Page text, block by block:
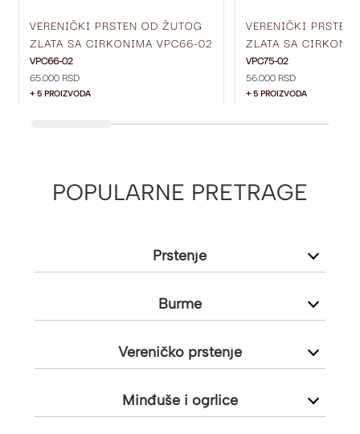
VERENIČKI PRSTEN OD ŽUTOG
ZLATA SA CIRKONIMA VPC66-02
VPC66-02
65.000 RSD
+ 5 PROIZVODA
VERENIČKI
ZLATA SA
VPC75-02
56.000 RSD
+ 5 PROIZVODA
POPULARNE PRETRAGE
Prstenje
Burme
Vereničko prstenje
Minđuše i ogrlice